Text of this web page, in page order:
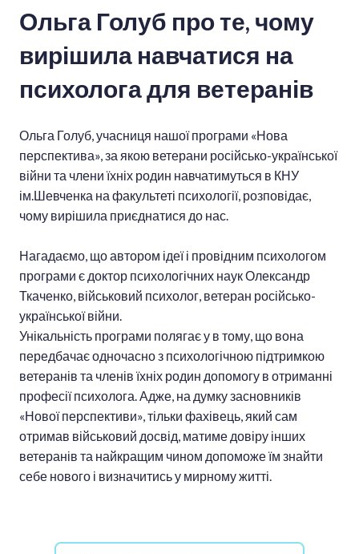
Ольга Голуб про те, чому
вирішила навчатися на
психолога для ветеранів
Ольга Голуб, учасниця нашої програми «Нова
перспектива», за якою ветерани російсько-української
війни та члени їхніх родин навчатимуться в КНУ
ім.Шевченка на факультеті психології, розповідає,
чому вирішила приєднатися до нас.
Нагадаємо, що автором ідеї і провідним психологом
програми є доктор психологічних наук Олександр
Ткаченко, військовий психолог, ветеран російсько-
української війни.
Унікальність програми полягає у в тому, що вона
передбачає одночасно з психологічною підтримкою
ветеранів та членів їхніх родин допомогу в отриманні
професії психолога. Адже, на думку засновників
«Нової перспективи», тільки фахівець, який сам
отримав військовий досвід, матиме довіру інших
ветеранів та найкращим чином допоможе їм знайти
себе нового і визначитись у мирному житті.